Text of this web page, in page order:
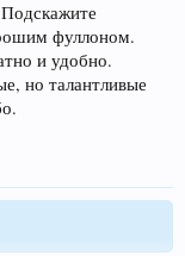
Подскажите
фуллоном.
и удобно.
но талантливые